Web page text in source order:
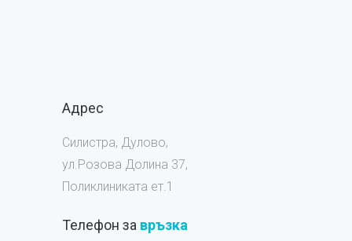
Адрес
Силистра, Дулово,
ул.Розова Долина 37,
Поликлиниката ет.1
Телефон за връзка